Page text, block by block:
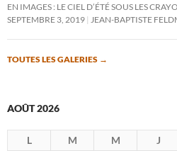
EN IMAGES : LE CIEL D’ÉTÉ SOUS LES
SEPTEMBRE 3, 2019
JEAN-BAPTISTE
TOUTES LES GALERIES →
AOÛT 2026
L M M J